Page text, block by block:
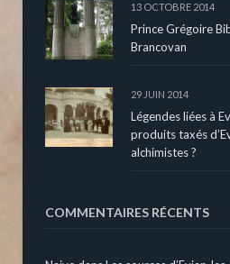
13 OCTOBRE 2014
Prince Grégoire
Brancovan
29 JUIN 2014
Légendes liées à
produits taxés
alchimistes ?
COMMENTAIRES RÉCENTS